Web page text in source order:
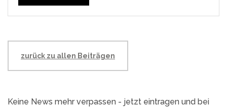
zurück zu allen Beiträgen
Keine News mehr verpassen - jetzt eintragen und bei